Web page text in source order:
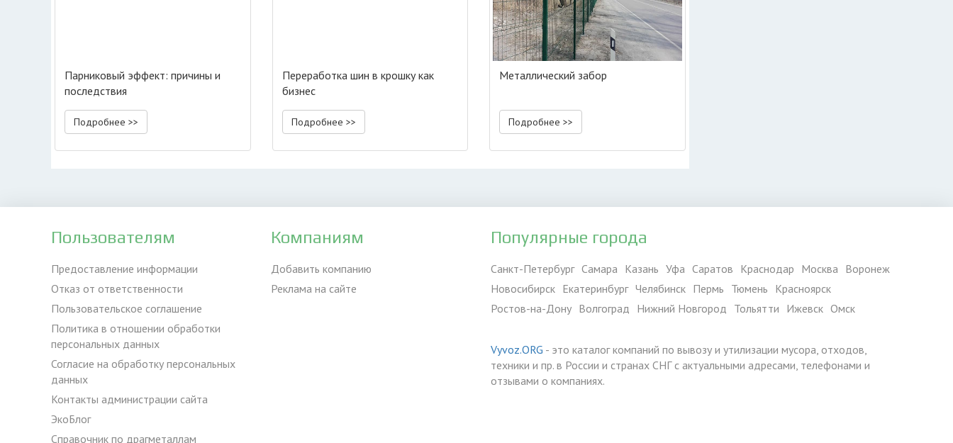
Парниковый эффект: причины и
последствия
Подробнее >>
Переработка шин в крошку как
бизнес
Подробнее >>
Металлический забор
Подробнее >>
Пользователям
Предоставление информации
Отказ от ответственности
Пользовательское соглашение
Политика в отношении обработки
персональных данных
Согласие на обработку персональных
данных
Контакты администрации сайта
ЭкоБлог
Справочник по драгметаллам
Компаниям
Добавить компанию
Реклама на сайте
Популярные города
Санкт-Петербург Самара Казань Уфа Саратов Краснодар Москва Воронеж
Новосибирск Екатеринбург Челябинск Пермь Тюмень Красноярск
Ростов-на-Дону Волгоград Нижний Новгород Тольятти Ижевск Омск
Vyvoz.ORG - это каталог компаний по вывозу и утилизации мусора, отходов,
техники и пр. в России и странах СНГ с актуальными адресами, телефонами и
отзывами о компаниях.